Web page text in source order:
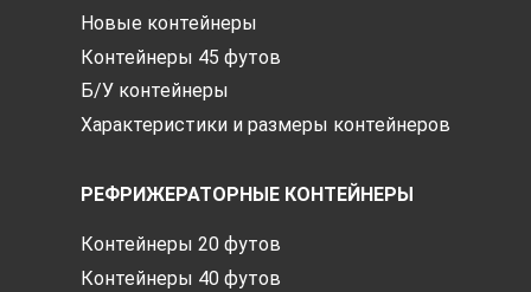
Новые контейнеры
Контейнеры 45 футов
Б/У контейнеры
Характеристики и размеры контейнеров
РЕФРИЖЕРАТОРНЫЕ КОНТЕЙНЕРЫ
Контейнеры 20 футов
Контейнеры 40 футов